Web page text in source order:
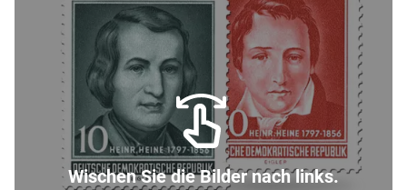
Wischen Sie die Bilder nach links.